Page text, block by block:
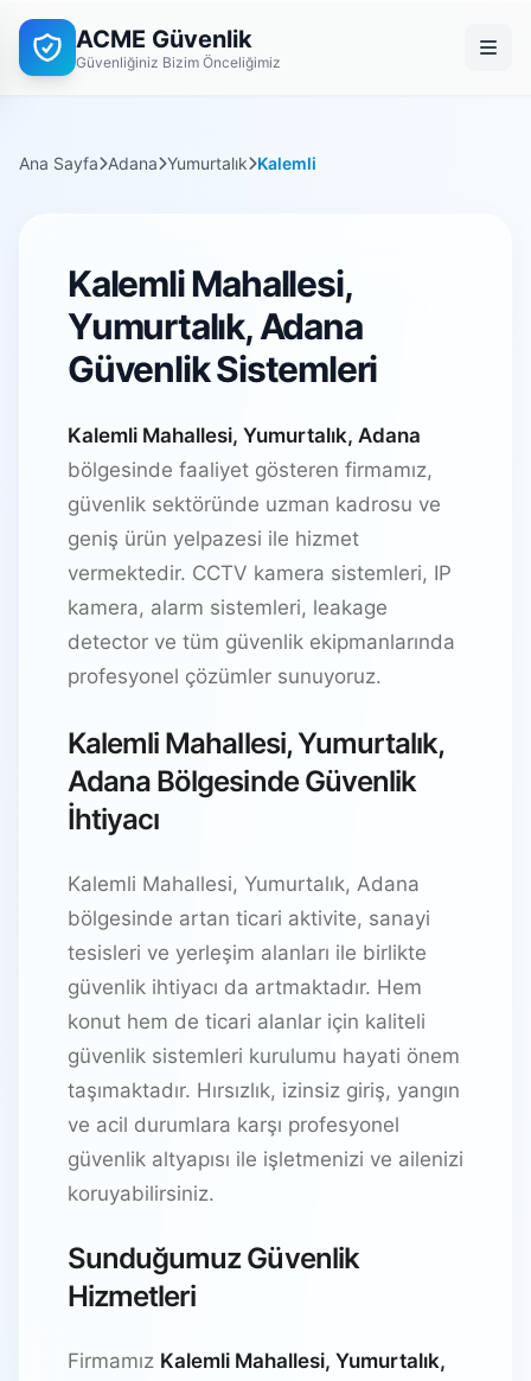
ACME Güvenlik
Güvenliğiniz Bizim Önceliğimiz
Ana Sayfa Adana Yumurtalık Kalemli
Kalemli Mahallesi,
Yumurtalık, Adana
Güvenlik Sistemleri
Kalemli Mahallesi, Yumurtalık, Adana
bölgesinde faaliyet gösteren firmamız,
güvenlik sektöründe uzman kadrosu ve
geniş ürün yelpazesi ile hizmet
vermektedir. CCTV kamera sistemleri, IP
kamera, alarm sistemleri, leakage
detector ve tüm güvenlik ekipmanlarında
profesyonel çözümler sunuyoruz.
Kalemli Mahallesi, Yumurtalık,
Adana Bölgesinde Güvenlik
İhtiyacı
Kalemli Mahallesi, Yumurtalık, Adana
bölgesinde artan ticari aktivite, sanayi
tesisleri ve yerleşim alanları ile birlikte
güvenlik ihtiyacı da artmaktadır. Hem
konut hem de ticari alanlar için kaliteli
güvenlik sistemleri kurulumu hayati önem
taşımaktadır. Hırsızlık, izinsiz giriş, yangın
ve acil durumlara karşı profesyonel
güvenlik altyapısı ile işletmenizi ve ailenizi
koruyabilirsiniz.
Sunduğumuz Güvenlik
Hizmetleri
Firmamız Kalemli Mahallesi, Yumurtalık,